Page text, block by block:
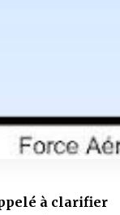
à clarifier